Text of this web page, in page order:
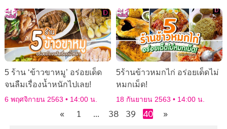
5 ร้าน ‘ข้าวขาหมู’ อร่อยเด็ด
จนลืมเรื่องน้ำหนักไปเลย!
6 พฤศจิกายน 2563 14:00 น.
5ร้านข้าวหมกไก่ อร่อยเด็ดไม่
หมกเม็ด!
18 กันยายน 2563 14:00 น.
« 1 … 38 39 40 »